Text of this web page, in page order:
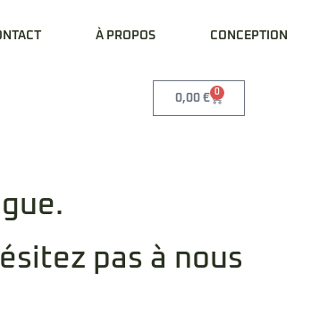
À PROPOS CONCEPTION
0,00 € 0
pas à nous